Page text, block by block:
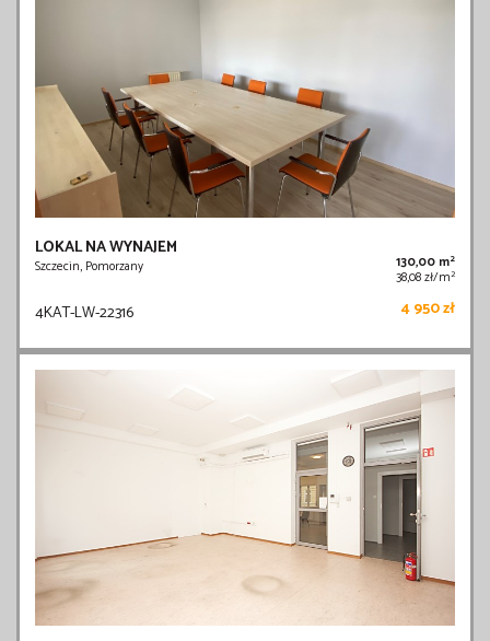
LOKAL NA WYNAJEM
Szczecin, Pomorzany 130,00 m2
38,08 zł/m2
4KAT-LW-22316 4 950 zł